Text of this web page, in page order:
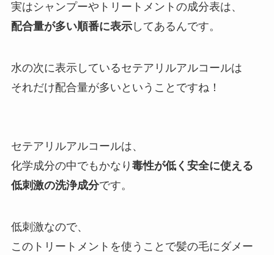
実はシャンプーやトリートメントの成分表は、
配合量が多い順番に表示してあるんです。
水の次に表示しているセテアリルアルコールは
それだけ配合量が多いということですね！
セテアリルアルコールは、
化学成分の中でもかなり 毒性が低く安全に使える
低刺激の洗浄成分です。
低刺激なので、
このトリートメントを使うことで髪の毛にダメー